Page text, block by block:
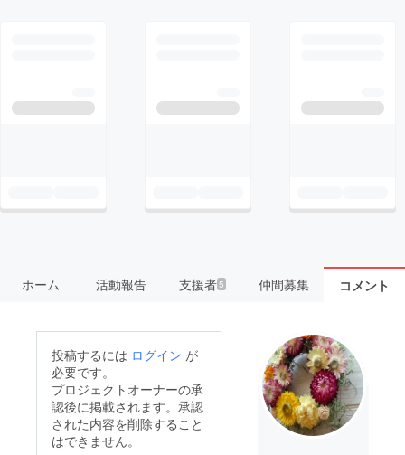
ホーム 活動報告 支援者5 仲間募集 コメント
投稿するには ログイン が
必要です。
プロジェクトオーナーの承
認後に掲載されます。承認
された内容を削除すること
はできません。